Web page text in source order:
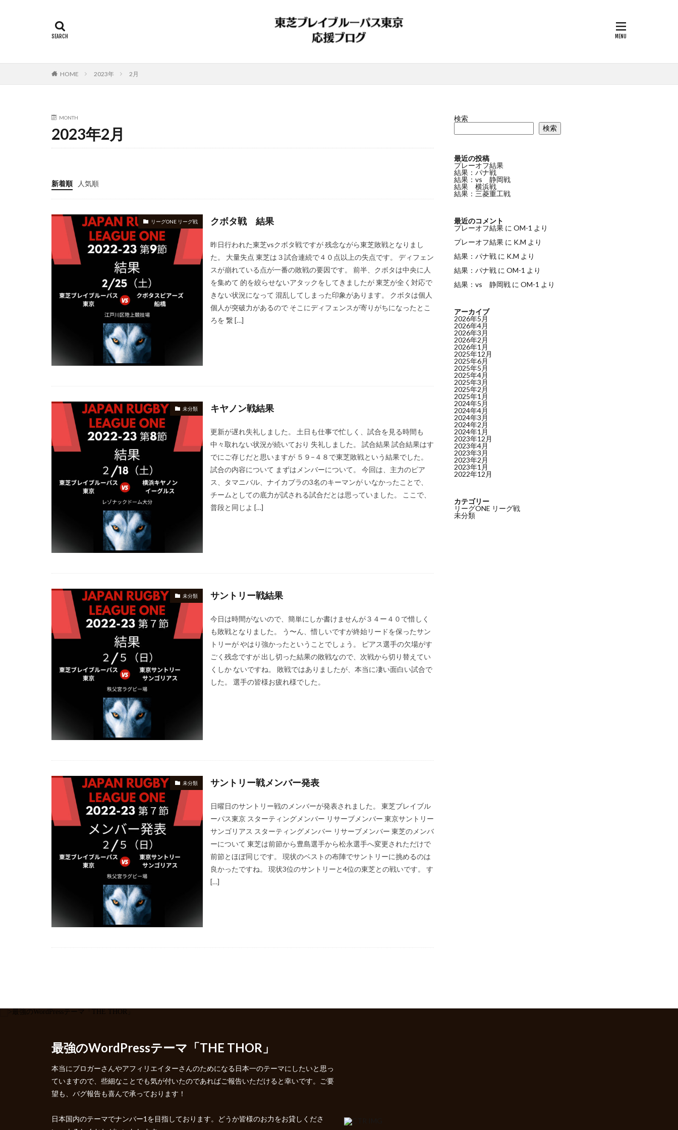
HOME 2023年 2月
MONTH
2023年2月
新着順 人気順
リーグONE リーグ戦 クボタ戦 結果
昨日行われた東芝vsクボタ戦ですが 残念ながら東芝敗戦となりまし
た。 大量失点 東芝は３試合連続で４０点以上の失点です。 ディフェン
スが崩れている点が一番の敗戦の要因です。 前半、クボタは中央に人
を集めて 的を絞らせないアタックをしてきましたが 東芝が全く対応で
きない状況になって 混乱してしまった印象があります。 クボタは個人
個人が突破力があるので そこにディフェンスが寄りがちになったとこ
ろを 繋 […]
未分類 キヤノン戦結果
更新が遅れ失礼しました。 土日も仕事で忙しく、試合を見る時間も
中々取れない状況が続いており 失礼しました。 試合結果 試合結果はす
でにご存じだと思いますが ５９−４８で東芝敗戦という結果でした。
試合の内容について まずはメンバーについて。 今回は、主力のピア
ス、タマニバル、ナイカブラの3名のキーマンが いなかったことで、
チームとしての底力が試される試合だとは思っていました。 ここで、
普段と同じよ […]
未分類 サントリー戦結果
今日は時間がないので、簡単にしか書けませんが３４ー４０で惜しく
も敗戦となりました。 う〜ん、惜しいですが終始リードを保ったサン
トリーが やはり強かったということでしょう。 ピアス選手の欠場がす
ごく残念ですが 出し切った結果の敗戦なので、次戦から切り替えてい
くしか ないですね。 敗戦ではありましたが、本当に凄い面白い試合で
した。 選手の皆様お疲れ様でした。
未分類 サントリー戦メンバー発表
日曜日のサントリー戦のメンバーが発表されました。 東芝ブレイブル
ーパス東京 スターティングメンバー リサーブメンバー 東京サントリー
サンゴリアス スターティングメンバー リサーブメンバー 東芝のメンバ
ーについて 東芝は前節から豊島選手から松永選手へ変更されただけで
前節とほぼ同じです。 現状のベストの布陣でサントリーに挑めるのは
良かったですね。 現状3位のサントリーと4位の東芝との戦いです。 す
[…]
検索
検索
最近の投稿
プレーオフ結果
結果：パナ戦
結果：vs 静岡戦
結果 横浜戦
結果：三菱重工戦
最近のコメント
プレーオフ結果 に OM-1 より
プレーオフ結果 に K.M より
結果：パナ戦 に K.M より
結果：パナ戦 に OM-1 より
結果：vs 静岡戦 に OM-1 より
アーカイブ
2026年5月
2026年4月
2026年3月
2026年2月
2026年1月
2025年12月
2025年6月
2025年5月
2025年4月
2025年3月
2025年2月
2025年1月
2024年5月
2024年4月
2024年3月
2024年2月
2024年1月
2023年12月
2023年4月
2023年3月
2023年2月
2023年1月
2022年12月
カテゴリー
リーグONE リーグ戦
未分類
最強のWordPressテーマ「THE THOR」
本当にブロガーさんやアフィリエイターさんのためになる日本一のテーマにしたいと思っ
ていますので、些細なことでも気が付いたのであればご報告いただけると幸いです。ご要
望も、バグ報告も喜んで承っております！
日本国内のテーマでナンバー1を目指しております。どうか皆様のお力をお貸しくださ